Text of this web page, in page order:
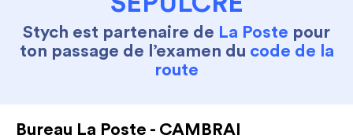
Stych est partenaire de La Poste pour
ton passage de l’examen du code de la
route
Bureau La Poste - CAMBRAI